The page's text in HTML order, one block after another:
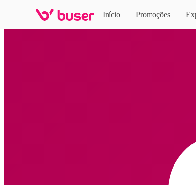
Início Promoções
Home